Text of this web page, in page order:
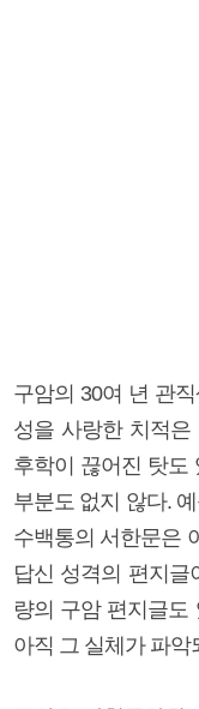
구암의 30여 년 관
성을 사랑한 치적
후학이 끊어진 탓도
부분도 없지 않다.
수백통의 서한문은
답신 성격의 편지글
량의 구암 편지글도
아직 그 실체가 파악